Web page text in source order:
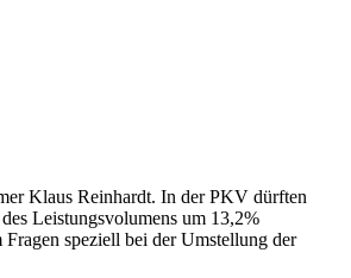
Klaus Reinhardt. In der PKV dürften
Leistungsvolumens um 13,2%
speziell bei der Umstellung der